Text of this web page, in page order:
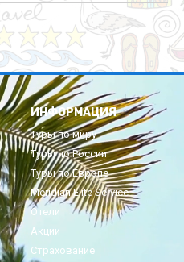
ИНФОРМАЦИЯ
Туры по миру
Туры по России
Туры по Европе
Meridian Elite Service
Отели
Акции
Страхование